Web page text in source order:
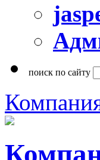
поиск по сайту